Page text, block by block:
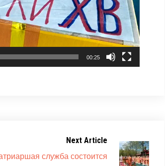
00:25
Next Article
служба состоится